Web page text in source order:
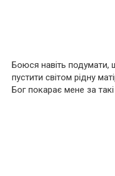
Боюся навіть подумати,
пустити світом рідну
Бог покарає мене за